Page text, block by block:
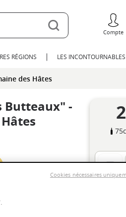
Compte
RÉGIONS LES INCONTOURNABLES
des Hâtes
Butteaux" -
Cookies nécessaires